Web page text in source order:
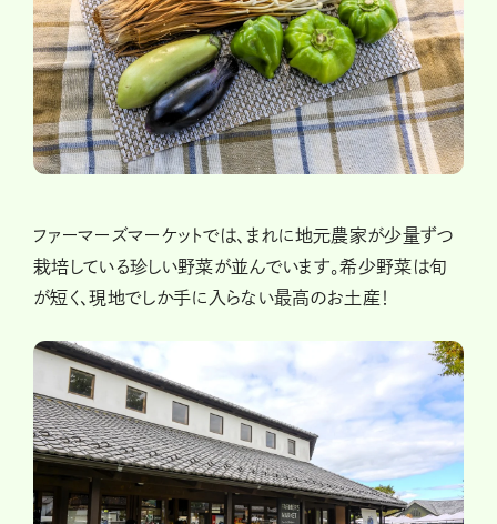
ファーマーズマーケットでは、まれに地元農家が少量ずつ
栽培している珍しい野菜が並んでいます。希少野菜は旬
が短く、現地でしか手に入らない最高のお土産！